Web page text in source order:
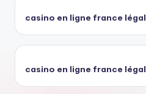
casino en ligne france légal
casino en ligne france légal